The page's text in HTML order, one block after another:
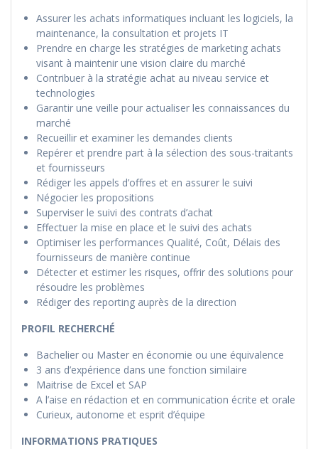
Assurer les achats informatiques incluant les logiciels, la
maintenance, la consultation et projets IT
Prendre en charge les stratégies de marketing achats
visant à maintenir une vision claire du marché
Contribuer à la stratégie achat au niveau service et
technologies
Garantir une veille pour actualiser les connaissances du
marché
Recueillir et examiner les demandes clients
Repérer et prendre part à la sélection des sous-traitants
et fournisseurs
Rédiger les appels d’offres et en assurer le suivi
Négocier les propositions
Superviser le suivi des contrats d’achat
Effectuer la mise en place et le suivi des achats
Optimiser les performances Qualité, Coût, Délais des
fournisseurs de manière continue
Détecter et estimer les risques, offrir des solutions pour
résoudre les problèmes
Rédiger des reporting auprès de la direction
PROFIL RECHERCHÉ
Bachelier ou Master en économie ou une équivalence
3 ans d’expérience dans une fonction similaire
Maitrise de Excel et SAP
A l’aise en rédaction et en communication écrite et orale
Curieux, autonome et esprit d’équipe
INFORMATIONS PRATIQUES